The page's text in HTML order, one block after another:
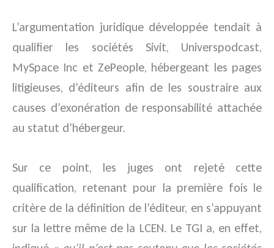
L’argumentation juridique développée tendait à
qualifier les sociétés Sivit, Universpodcast,
MySpace Inc et ZePeople, hébergeant les pages
litigieuses, d’éditeurs afin de les soustraire aux
causes d’exonération de responsabilité attachée
au statut d’hébergeur.
Sur ce point, les juges ont rejeté cette
qualification, retenant pour la première fois le
critère de la définition de l’éditeur, en s’appuyant
sur la lettre même de la LCEN. Le TGI a, en effet,